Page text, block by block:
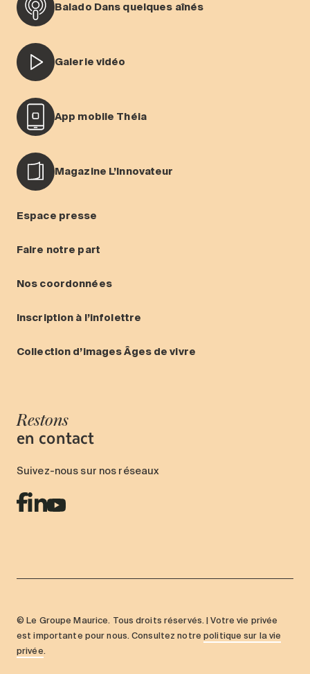
Balado Dans quelques aînés
Galerie vidéo
App mobile Théia
Magazine L’Innovateur
Espace presse
Faire notre part
Nos coordonnées
Inscription à l’infolettre
Collection d’images Âges de vivre
Restons
en contact
Suivez-nous sur nos réseaux
© Le Groupe Maurice. Tous droits réservés. | Votre vie privée
est importante pour nous. Consultez notrepolitique sur la vie
privée.